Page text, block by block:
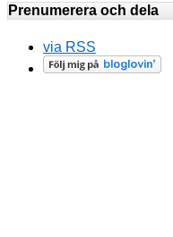
Prenumerera och dela
via RSS